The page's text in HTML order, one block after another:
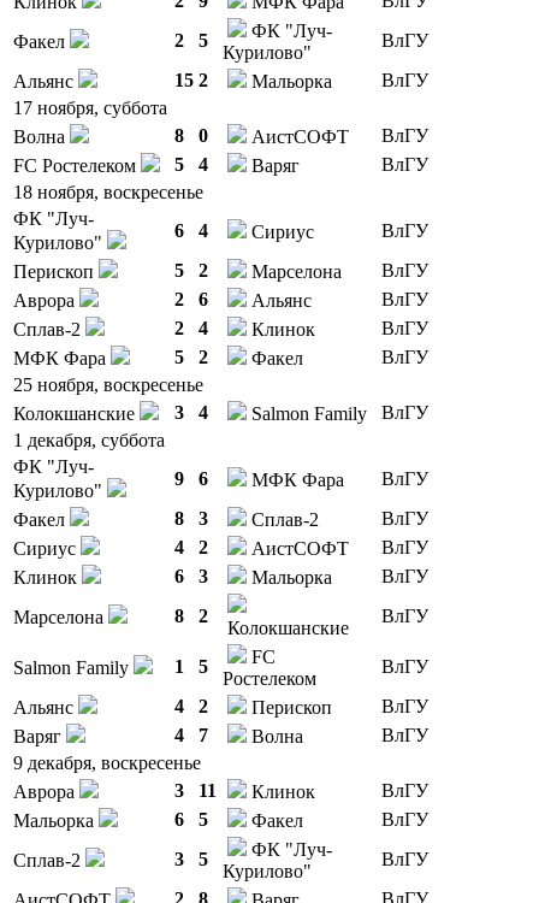
Факел
2 5
ФК "Луч-
Курилово"
ВлГУ
Альянс
15 2 Мальорка
ВлГУ
17 ноября, суббота
Волна
8 0 АистСОФТ
ВлГУ
FC Ростелеком
5 4 Варяг
ВлГУ
18 ноября, воскресенье
ФК "Луч-
Курилово"
6 4 Сириус
ВлГУ
Перископ
5 2 Марселона
ВлГУ
Аврора
2 6 Альянс
ВлГУ
Сплав-2
2 4 Клинок
ВлГУ
МФК Фара
5 2 Факел
ВлГУ
25 ноября, воскресенье
Колокшанские
3 4 Salmon Family
ВлГУ
1 декабря, суббота
ФК "Луч-
Курилово"
9 6 МФК Фара
ВлГУ
Факел
8 3 Сплав-2
ВлГУ
Сириус
4 2 АистСОФТ
ВлГУ
Клинок
6 3 Мальорка
ВлГУ
Марселона
8 2
Колокшанские
ВлГУ
Salmon Family 1 5
FC
Ростелеком
ВлГУ
Альянс
4 2 Перископ
ВлГУ
Варяг
4 7 Волна
ВлГУ
9 декабря, воскресенье
Аврора
3 11 Клинок
ВлГУ
Мальорка
6 5 Факел
ВлГУ
Сплав-2
3 5
ФК "Луч-
Курилово"
ВлГУ